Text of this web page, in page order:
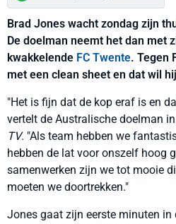
Brad Jones wacht zondag zijn
De doelman neemt het dan met
kwakkelende FC Twente. Tegen
met een clean sheet en dat wil
"Het is fijn dat de kop eraf is en
vertelt de Australische doelman
TV. "Als team hebben we
hebben de lat voor onszelf hoog
samenwerken zijn we tot mooie
moeten we doortrekken."
Jones gaat zijn eerste minuten in